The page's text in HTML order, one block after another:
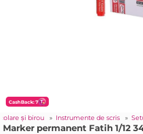
CashBack: 7
și birou » Instrumente de scris »
Marker permanent Fatih 1/12